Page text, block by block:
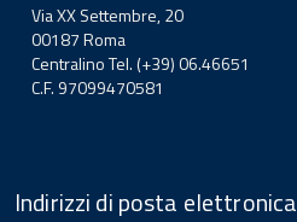
Via XX Settembre, 20
00187 Roma
Centralino Tel. (+39) 06.46651
C.F. 97099470581
Indirizzi di posta elettronica